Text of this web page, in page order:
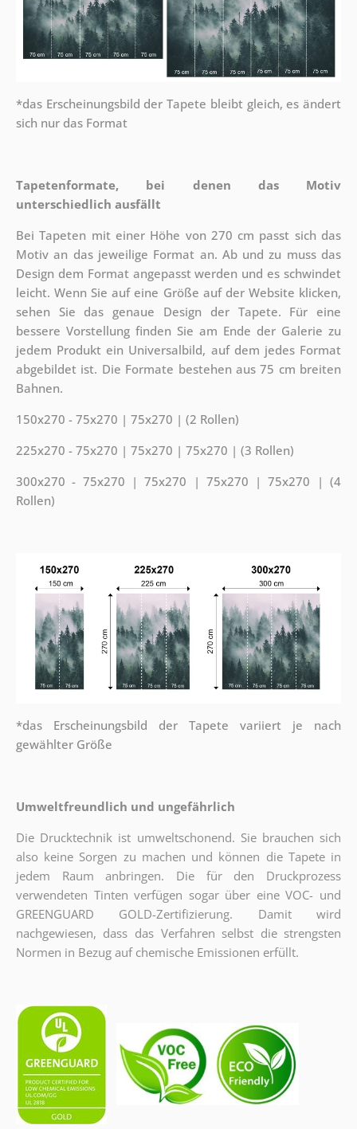
*das Erscheinungsbild der Tapete bleibt gleich, es ändert
sich nur das Format
Tapetenformate, bei denen das Motiv
unterschiedlich ausfällt
Bei Tapeten mit einer Höhe von 270 cm passt sich das
Motiv an das jeweilige Format an. Ab und zu muss das
Design dem Format angepasst werden und es schwindet
leicht. Wenn Sie auf eine Größe auf der Website klicken,
sehen Sie das genaue Design der Tapete. Für eine
bessere Vorstellung finden Sie am Ende der Galerie zu
jedem Produkt ein Universalbild, auf dem jedes Format
abgebildet ist. Die Formate bestehen aus 75 cm breiten
Bahnen.
150x270 - 75x270 | 75x270 | (2 Rollen)
225x270 - 75x270 | 75x270 | 75x270 | (3 Rollen)
300x270 - 75x270 | 75x270 | 75x270 | 75x270 | (4
Rollen)
*das Erscheinungsbild der Tapete variiert je nach
gewählter Größe
Umweltfreundlich und ungefährlich
Die Drucktechnik ist umweltschonend. Sie brauchen sich
also keine Sorgen zu machen und können die Tapete in
jedem Raum anbringen. Die für den Druckprozess
verwendeten Tinten verfügen sogar über eine VOC- und
GREENGUARD GOLD-Zertifizierung. Damit wird
nachgewiesen, dass das Verfahren selbst die strengsten
Normen in Bezug auf chemische Emissionen erfüllt.